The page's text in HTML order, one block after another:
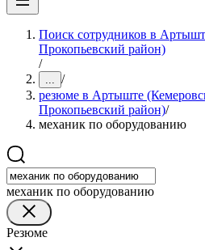
Поиск сотрудников в
Прокопьевский район)
/
... /
резюме в Артыште
Прокопьевский район)/
механик по оборудованию
механик по оборудованию
Резюме